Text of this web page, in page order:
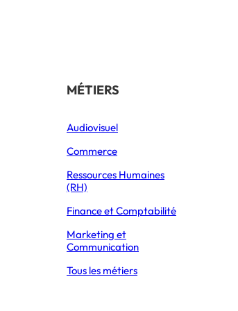
THÉMATIQUES
Orientation
Vie étudiante
Formations
Partir à l’étranger
MÉTIERS
Audiovisuel
Commerce
Ressources Humaines
(RH)
Finance et Comptabilité
Marketing et
Communication
Tous les métiers